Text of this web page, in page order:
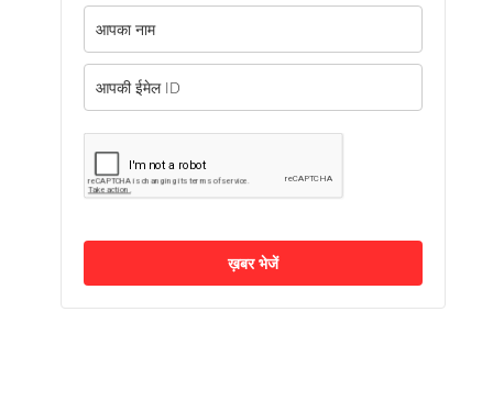
ख़बर भेजें